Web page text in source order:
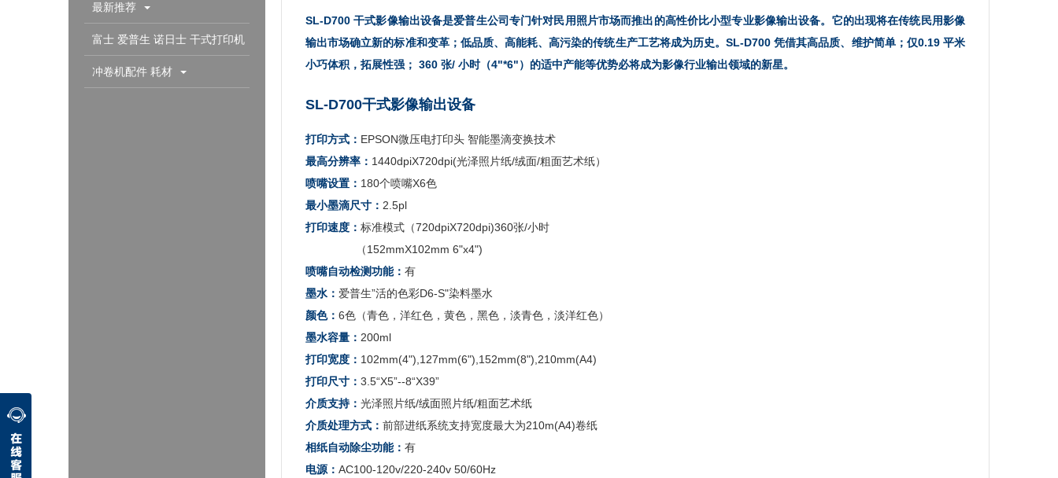
最新推荐
富士 爱普生 诺日士 干式打印机
配件耗材
冲卷机配件 耗材
SL-D700 干式影像输出设备是爱普生公司专门针对民用照片市场而推出的高性价比小型专业影像输出设备。它的出现将在传统民用影像
输出市场确立新的标准和变革；低品质、高能耗、高污染的传统生产工艺将成为历史。SL-D700 凭借其高品质、维护简单；仅0.19 平米
小巧体积，拓展性强； 360 张/ 小时（4"*6"）的适中产能等优势必将成为影像行业输出领域的新星。
SL-D700干式影像输出设备
打印方式： EPSON微压电打印头 智能墨滴变换技术
最高分辨率： 1440dpiX720dpi(光泽照片纸/绒面/粗面艺术纸）
喷嘴设置： 180个喷嘴X6色
最小墨滴尺寸： 2.5pl
打印速度： 标准模式（720dpiX720dpi)360张/小时
（152mmX102mm 6"x4")
喷嘴自动检测功能： 有
墨水： 爱普生”活的色彩D6-S"染料墨水
颜色： 6色（青色，洋红色，黄色，黑色，淡青色，淡洋红色）
墨水容量： 200ml
打印宽度： 102mm(4"),127mm(6"),152mm(8"),210mm(A4)
打印尺寸： 3.5“X5”--8“X39”
介质支持： 光泽照片纸/绒面照片纸/粗面艺术纸
介质处理方式： 前部进纸系统支持宽度最大为210m(A4)卷纸
相纸自动除尘功能： 有
电源： AC100-120v/220-240v 50/60Hz